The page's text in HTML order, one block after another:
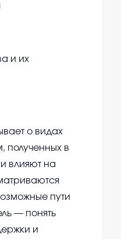
и их
о видах
полученных в
влияют на
пути
— понять
и